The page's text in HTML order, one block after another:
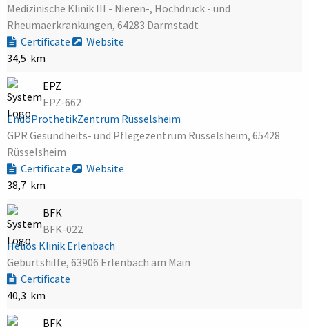
Medizinische Klinik III - Nieren-, Hochdruck - und
Rheumaerkrankungen, 64283 Darmstadt
Certificate
Website
34,5 km
EPZ
EPZ-662
EndoProthetikZentrum Rüsselsheim
GPR Gesundheits- und Pflegezentrum Rüsselsheim, 65428
Rüsselsheim
Certificate
Website
38,7 km
BFK
BFK-022
Helios Klinik Erlenbach
Geburtshilfe, 63906 Erlenbach am Main
Certificate
40,3 km
BFK